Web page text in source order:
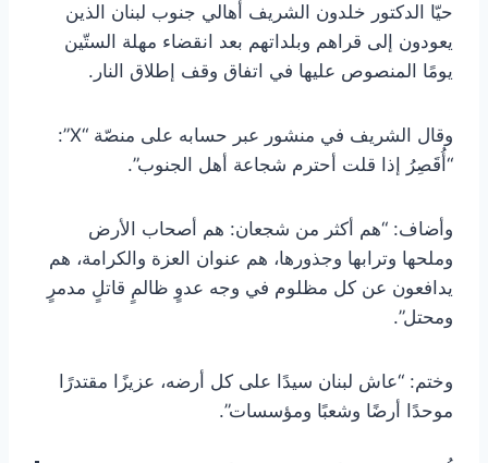
حيّا الدكتور خلدون الشريف أهالي جنوب لبنان الذين
يعودون إلى قراهم وبلداتهم بعد انقضاء مهلة الستّين
يومًا المنصوص عليها في اتفاق وقف إطلاق النار.
وقال الشريف في منشور عبر حسابه على منصّة “X”:
“أُقَصِرُ إذا قلت أحترم شجاعة أهل الجنوب”.
وأضاف: “هم أكثر من شجعان: هم أصحاب الأرض
وملحها وترابها وجذورها، هم عنوان العزة والكرامة، هم
يدافعون عن كل مظلوم في وجه عدوٍ ظالمٍ قاتلٍ مدمرٍ
ومحتل”.
وختم: “عاش لبنان سيدًا على كل أرضه، عزيزًا مقتدرًا
موحدًا أرضًا وشعبًا ومؤسسات”.